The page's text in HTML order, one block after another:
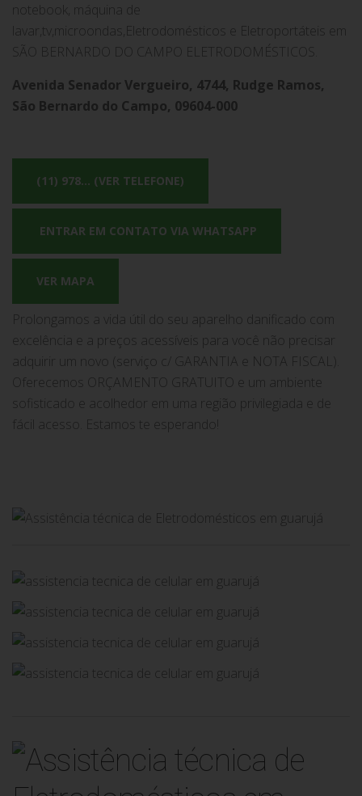
notebook, máquina de
lavar,tv,microondas,Eletrodomésticos e Eletroportáteis em
SÃO BERNARDO DO CAMPO ELETRODOMÉSTICOS.
Avenida Senador Vergueiro, 4744, Rudge Ramos,
São Bernardo do Campo, 09604-000
(11) 978... (VER TELEFONE)
ENTRAR EM CONTATO VIA WHATSAPP
VER MAPA
Prolongamos a vida útil do seu aparelho danificado com
excelência e a preços acessíveis para você não precisar
adquirir um novo (serviço c/ GARANTIA e NOTA FISCAL).
Oferecemos ORÇAMENTO GRATUITO e um ambiente
sofisticado e acolhedor em uma região privilegiada e de
fácil acesso. Estamos te esperando!